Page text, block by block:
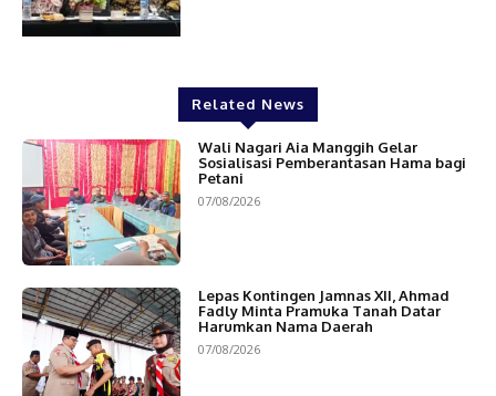
Related News
Wali Nagari Aia Manggih Gelar
Sosialisasi Pemberantasan Hama bagi
Petani
07/08/2026
Lepas Kontingen Jamnas XII, Ahmad
Fadly Minta Pramuka Tanah Datar
Harumkan Nama Daerah
07/08/2026